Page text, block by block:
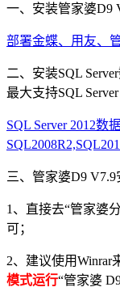
一、安装管家婆D9
部署金蝶、用友、
二、安装SQL
最大支持SQL
SQL Server 2012
三、管家婆D9 V7.9
1、直接去“管家婆
可；
2、建议使用Winrar
模式运行“管家婆